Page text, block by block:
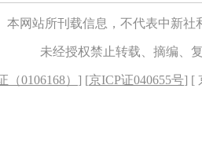
本网站所刊载信息，不代表中新
未经授权禁止转载、摘编、
0106168） ] [京ICP证040655号] [